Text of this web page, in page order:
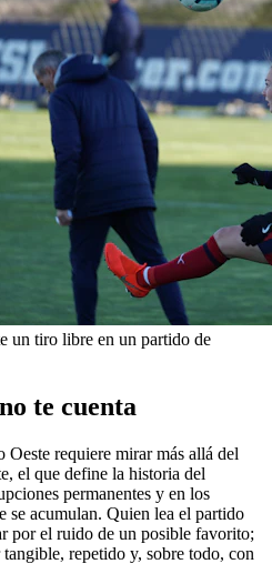
un tiro libre en un partido de
te cuenta
requiere mirar más allá del
el que define la historia del
permanentes y en los
se acumulan. Quien lea el partido
por el ruido de un posible favorito;
repetido y, sobre todo, con